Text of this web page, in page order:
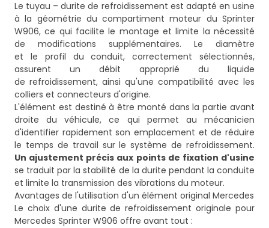
Le tuyau – durite de refroidissement est adapté en usine
à la géométrie du compartiment moteur du Sprinter
W906, ce qui facilite le montage et limite la nécessité
de modifications supplémentaires. Le diamètre
et le profil du conduit, correctement sélectionnés,
assurent un débit approprié du liquide
de refroidissement, ainsi qu'une compatibilité avec les
colliers et connecteurs d'origine.
L'élément est destiné à être monté dans la partie avant
droite du véhicule, ce qui permet au mécanicien
d'identifier rapidement son emplacement et de réduire
le temps de travail sur le système de refroidissement.
Un ajustement précis aux points de fixation d'usine
se traduit par la stabilité de la durite pendant la conduite
et limite la transmission des vibrations du moteur.
Avantages de l'utilisation d'un élément original Mercedes
Le choix d'une durite de refroidissement originale pour
Mercedes Sprinter W906 offre avant tout :